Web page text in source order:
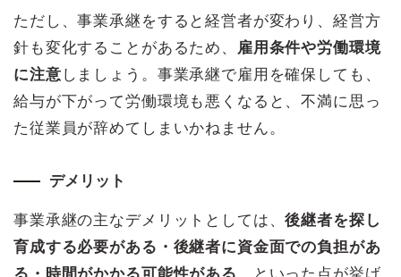
ただし、事業承継をすると経営者が変わり、経営方
針も変化することがあるため、
雇用条件や労働環境
に注意 しましょう。事業承継で雇用を確保しても、
給与が下がって労働環境も悪くなると、不満に思っ
た従業員が辞めてしまいかねません。
デメリット
事業承継の主なデメリットとしては、後継者を探し
育成する必要がある・後継者に資金面での負担があ